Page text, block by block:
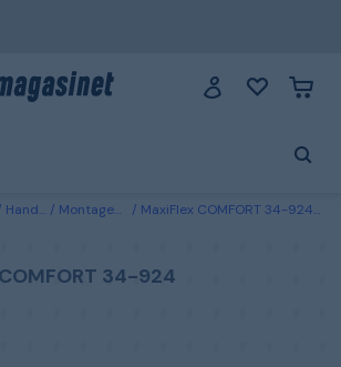
Handskar Montagehandskar MaxiFlex COMFORT 34-924 ATG Montagehandske 10
34-924